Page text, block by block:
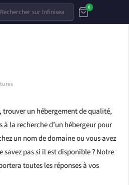
0
trouver un hébergement de qualité,
à la recherche d’un hébergeur pour
un nom de domaine ou vous avez
savez pas si il est disponible ? Notre
toutes les réponses à vos